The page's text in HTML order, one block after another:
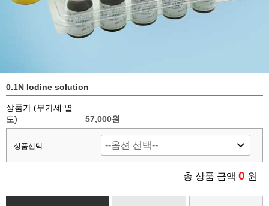
0.1N Iodine solution
상품가 (부가세 별
도)
57,000원
상품선택
총 상품 금액 0 원